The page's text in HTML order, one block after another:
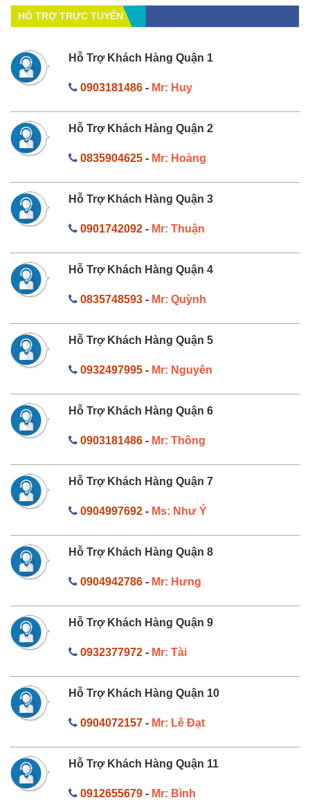
HỔ TRỢ TRỰC TUYẾN
Hỗ Trợ Khách Hàng Quận 1
0903181486- Mr: Huy
Hỗ Trợ Khách Hàng Quận 2
0835904625- Mr: Hoàng
Hỗ Trợ Khách Hàng Quận 3
0901742092- Mr: Thuận
Hỗ Trợ Khách Hàng Quận 4
0835748593- Mr: Quỳnh
Hỗ Trợ Khách Hàng Quận 5
0932497995- Mr: Nguyên
Hỗ Trợ Khách Hàng Quận 6
0903181486- Mr: Thông
Hỗ Trợ Khách Hàng Quận 7
0904997692- Ms: Như Ý
Hỗ Trợ Khách Hàng Quận 8
0904942786- Mr: Hưng
Hỗ Trợ Khách Hàng Quận 9
0932377972- Mr: Tài
Hỗ Trợ Khách Hàng Quận 10
0904072157- Mr: Lê Đạt
Hỗ Trợ Khách Hàng Quận 11
0912655679- Mr: Bình